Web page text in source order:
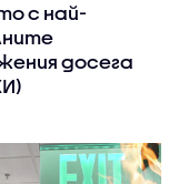
с най-
досега